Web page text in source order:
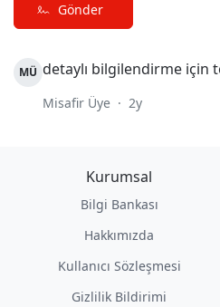
Gönder
MÜ detaylı bilgilendirme için
Misafir Üye · 2y
Kurumsal
Bilgi Bankası
Hakkımızda
Kullanıcı Sözleşmesi
Gizlilik Bildirimi